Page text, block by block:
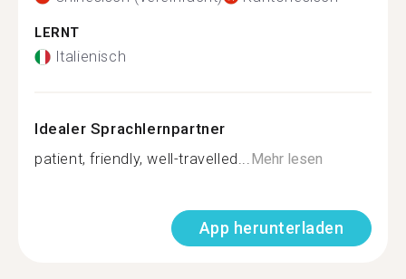
LERNT
Italienisch
Idealer Sprachlernpartner
patient, friendly, well-travelled...Mehr lesen
App herunterladen